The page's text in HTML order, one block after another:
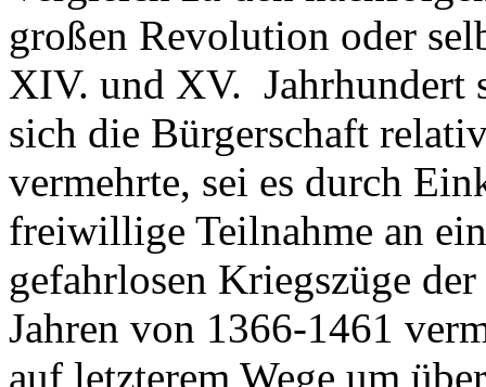
großen Revolution oder
XIV. und XV. Jahrhundert
sich die Bürgerschaft
vermehrte, sei es durch
freiwillige Teilnahme an
gefahrlosen Kriegszüge
Jahren von 1366-1461
auf letzterem Wege um